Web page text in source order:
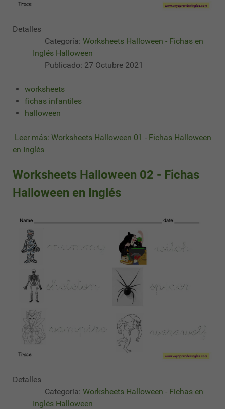
Detalles
Categoría: Worksheets Halloween - Fichas en
Inglés Halloween
Publicado: 27 Octubre 2021
worksheets
fichas infantiles
halloween
Leer más: Worksheets Halloween 01 - Fichas Halloween
en Inglés
Worksheets Halloween 02 - Fichas
Halloween en Inglés
Detalles
Categoría: Worksheets Halloween - Fichas en
Inglés Halloween